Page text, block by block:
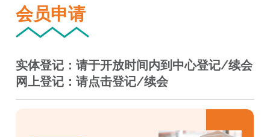
会员申请
实体登记：请于开放时间内到中心登记/续会
网上登记：请点击登记/续会